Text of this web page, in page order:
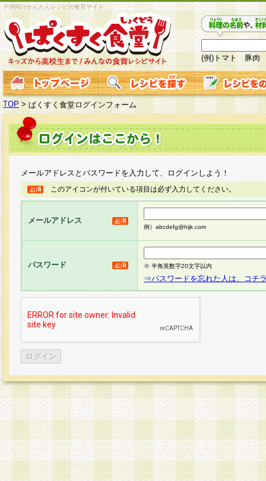
子供向けかんたんレシピの食育サイト
(例)トマト 豚肉
TOP > ぱくすく食堂ログインフォーム
メールアドレスとパスワードを入力して、ログインしよう！
このアイコンが付いている項目は必ず入力してください。
メールアドレス
例）abcdefg@hijk.com
パスワード ※ 半角英数字20文字以内
⇒パスワードを忘れた人は、コチ